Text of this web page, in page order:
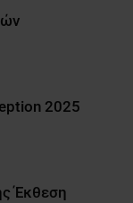
2025
Έκθεση